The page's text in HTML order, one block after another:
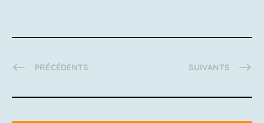
ACTIVITÉS
PRÉCÉDENTS ACTIVITÉS
SUIVANTS